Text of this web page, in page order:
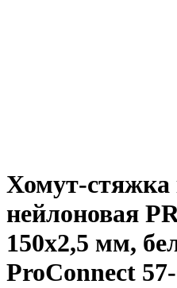
Хомут-стяжка
нейлоновая
150x2,5 мм,
ProConnect